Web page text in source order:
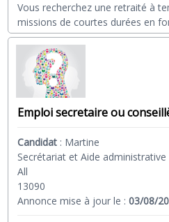
Vous recherchez une retraité à
missions de courtes durées en
Emploi secretaire ou
Candidat : Martine
Secrétariat et Aide administrative
All
13090
Annonce mise à jour le :03/08/